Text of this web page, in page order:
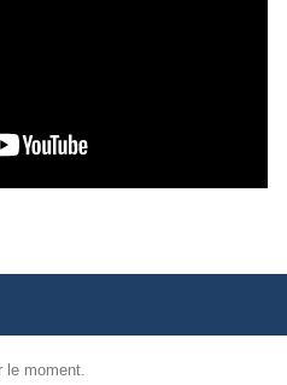
le moment.